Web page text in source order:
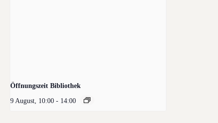
Öffnungszeit Bibliothek
9 August, 10:00 - 14:00